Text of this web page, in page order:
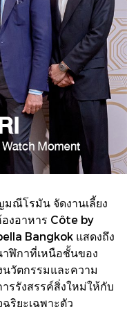
มณีโรมัน จัดงานเลี้ยง
งอาหาร Côte by
Bangkok แสดงถึง
ฬิกาที่เหนือชั้นของ
วัตกรรมและความ
ารรังสรรค์สิ่งใหม่ให้กับ
ริยะเฉพาะตัว